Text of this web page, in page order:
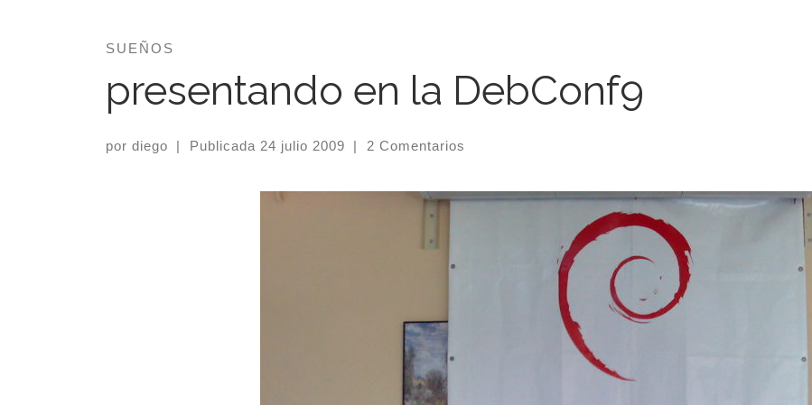
SUEÑOS
presentando en la DebConf9
por diego | Publicada 24 julio 2009 | 2 Comentarios